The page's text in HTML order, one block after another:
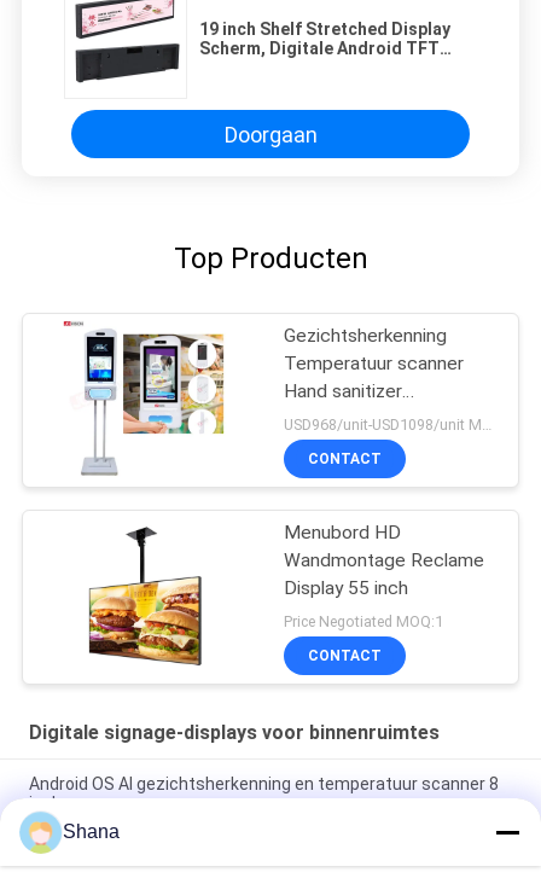
19 inch Shelf Stretched Display
Scherm, Digitale Android TFT
Doorgaan
Top Producten
Gezichtsherkenning
Temperatuur scanner
Hand sanitizer
Advertentie kiosk
USD968/unit-USD1098/unit MOQ:1 eenheid
CONTACT
Menubord HD
Wandmontage Reclame
Display 55 inch
Price Negotiated MOQ:1
CONTACT
Digitale signage-displays voor binnenruimtes
Android OS AI gezichtsherkenning en temperatuur scanner 8
inch
Smartboard die Binnen Digitaal Signage Vertoningen
Capacitief Touch screen roteren
Shana